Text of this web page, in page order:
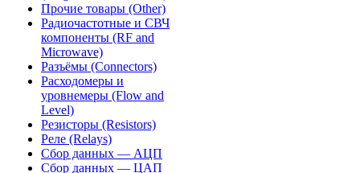
Прочие товары (Other)
Радиочастотные и СВЧ
компоненты (RF and
Microwave)
Разъёмы (Connectors)
Расходомеры и
уровнемеры (Flow and
Level)
Резисторы (Resistors)
Реле (Relays)
Сбор данных — АЦП
Сбор данных — ЦАП